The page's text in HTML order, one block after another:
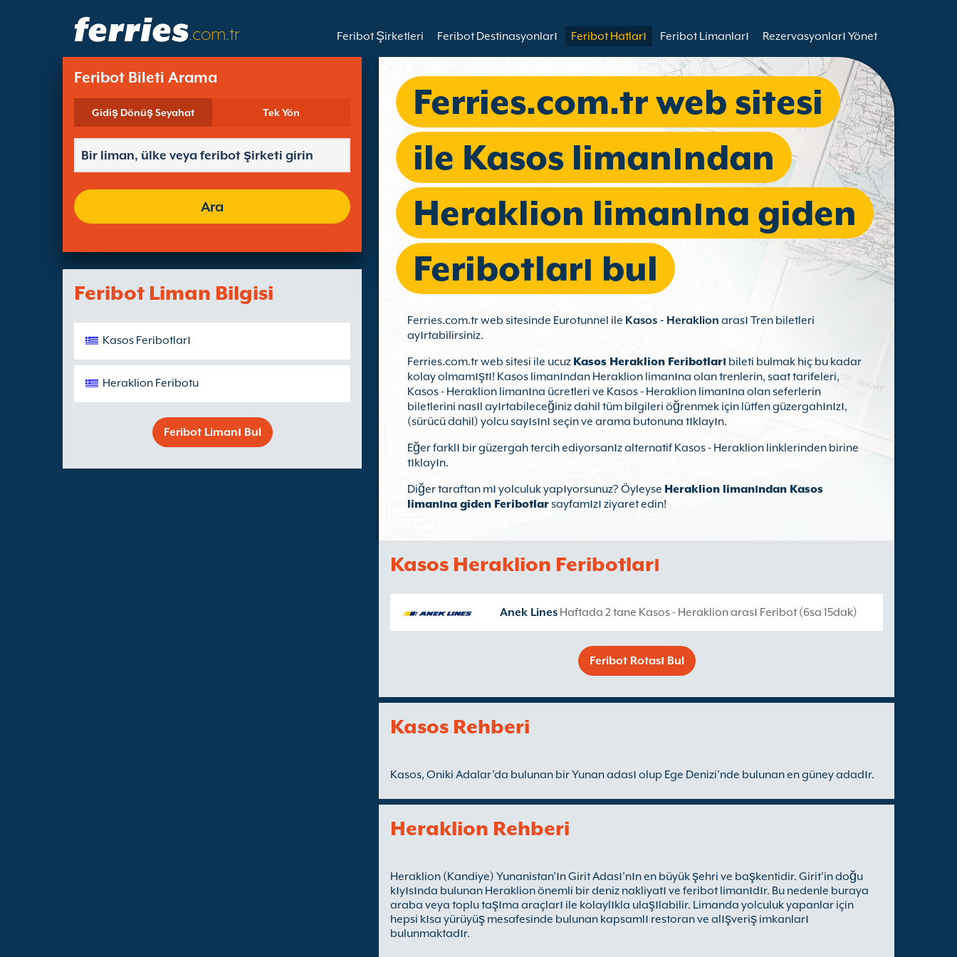
.com.tr Feribot Şirketleri Feribot Destinasyonları Feribot Hatları Feribot Limanları Rezervasyonları Yönet
Feribot Bileti Arama
Gidiş Dönüş Seyahat Tek Yön
Ara
Feribot Liman Bilgisi
Kasos Feribotları
Heraklion Feribotu
Feribot Limanı Bul
Ferries.com.tr web sitesi
ile Kasos limanından
Heraklion limanına giden
Feribotları bul
Ferries.com.tr web sitesinde Eurotunnel ile Kasos - Heraklion arası Tren biletleri
ayırtabilirsiniz.
Ferries.com.tr web sitesi ile ucuz Kasos Heraklion Feribotları bileti bulmak hiç bu kadar
kolay olmamıştı! Kasos limanından Heraklion limanına olan trenlerin, saat tarifeleri,
Kasos - Heraklion limanına ücretleri ve Kasos - Heraklion limanına olan seferlerin
biletlerini nasıl ayırtabileceğiniz dahil tüm bilgileri öğrenmek için lütfen güzergahınızı,
(sürücü dahil) yolcu sayısını seçin ve arama butonuna tıklayın.
Eğer farklı bir güzergah tercih ediyorsanız alternatif Kasos - Heraklion linklerinden birine
tıklayın.
Diğer taraftan mı yolculuk yapıyorsunuz? Öyleyse Heraklion limanından Kasos
limanına giden Feribotlarsayfamızı ziyaret edin!
Kasos Heraklion Feribotları
Anek Lines Haftada 2 tane Kasos - Heraklion arası Feribot (6sa 15dak)
Feribot Rotası Bul
Kasos Rehberi
Kasos, Oniki Adalar’da bulunan bir Yunan adası olup Ege Denizi’nde bulunan en güney adadır.
Heraklion Rehberi
Heraklion (Kandiye) Yunanistan’ın Girit Adası’nın en büyük şehri ve başkentidir. Girit’in doğu
kıyısında bulunan Heraklion önemli bir deniz nakliyatı ve feribot limanıdır. Bu nedenle buraya
araba veya toplu taşıma araçları ile kolaylıkla ulaşılabilir. Limanda yolculuk yapanlar için
hepsi kısa yürüyüş mesafesinde bulunan kapsamlı restoran ve alışveriş imkanları
bulunmaktadır.